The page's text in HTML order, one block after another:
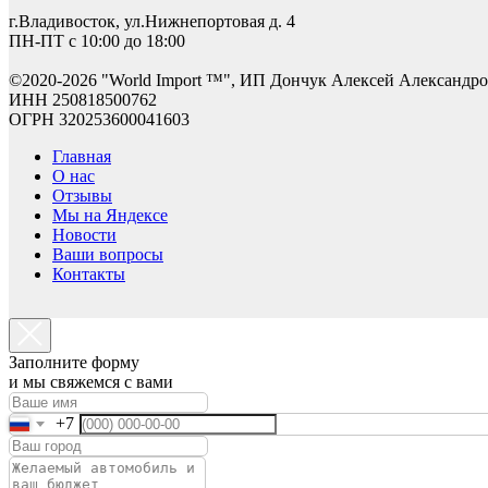
г.Владивосток, ул.Нижнепортовая д. 4
ПН-ПТ с 10:00 до 18:00
©2020-2026 "World Import ™", ИП Дончук Алексей
ИНН 250818500762
ОГРН 320253600041603
Главная
О нас
Отзывы
Мы на Яндексе
Новости
Ваши вопросы
Контакты
Заполните форму
и мы свяжемся с вами
+7